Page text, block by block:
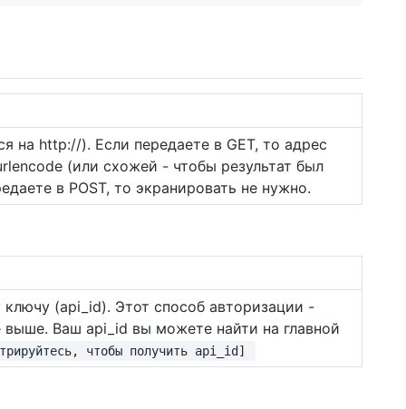
на http://). Если передаете в GET, то адрес
(или схожей - чтобы результат был
в POST, то экранировать не нужно.
(api_id). Этот способ авторизации -
Ваш api_id вы можете найти на главной
чтобы получить api_id]